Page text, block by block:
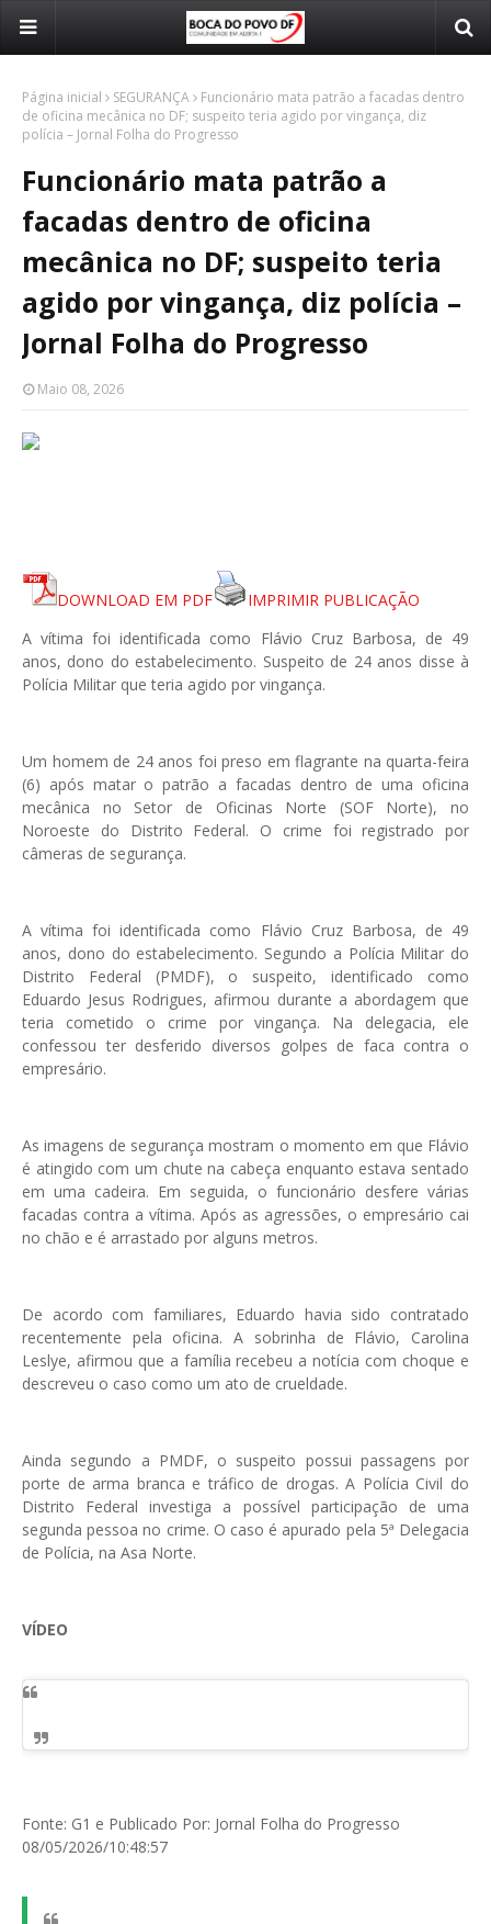
Página inicial SEGURANÇA
Funcionário mata patrão a facadas dentro
de oficina mecânica no DF; suspeito teria agido por vingança, diz
polícia – Jornal Folha do Progresso
Funcionário mata patrão a
facadas dentro de oficina
mecânica no DF; suspeito teria
agido por vingança, diz polícia –
Jornal Folha do Progresso
Maio 08, 2026
DOWNLOAD EM PDF
IMPRIMIR PUBLICAÇÃO
A vítima foi identificada como Flávio Cruz Barbosa, de 49
anos, dono do estabelecimento. Suspeito de 24 anos disse à
Polícia Militar que teria agido por vingança.
Um homem de 24 anos foi preso em flagrante na quarta-feira
(6) após matar o patrão a facadas dentro de uma oficina
mecânica no Setor de Oficinas Norte (SOF Norte), no
Noroeste do Distrito Federal. O crime foi registrado por
câmeras de segurança.
A vítima foi identificada como Flávio Cruz Barbosa, de 49
anos, dono do estabelecimento. Segundo a Polícia Militar do
Distrito Federal (PMDF), o suspeito, identificado como
Eduardo Jesus Rodrigues, afirmou durante a abordagem que
teria cometido o crime por vingança. Na delegacia, ele
confessou ter desferido diversos golpes de faca contra o
empresário.
As imagens de segurança mostram o momento em que Flávio
é atingido com um chute na cabeça enquanto estava sentado
em uma cadeira. Em seguida, o funcionário desfere várias
facadas contra a vítima. Após as agressões, o empresário cai
no chão e é arrastado por alguns metros.
De acordo com familiares, Eduardo havia sido contratado
recentemente pela oficina. A sobrinha de Flávio, Carolina
Leslye, afirmou que a família recebeu a notícia com choque e
descreveu o caso como um ato de crueldade.
Ainda segundo a PMDF, o suspeito possui passagens por
porte de arma branca e tráfico de drogas. A Polícia Civil do
Distrito Federal investiga a possível participação de uma
segunda pessoa no crime. O caso é apurado pela 5ª Delegacia
de Polícia, na Asa Norte.
VÍDEO
Fonte: G1 e Publicado Por: Jornal Folha do Progresso
08/05/2026/10:48:57